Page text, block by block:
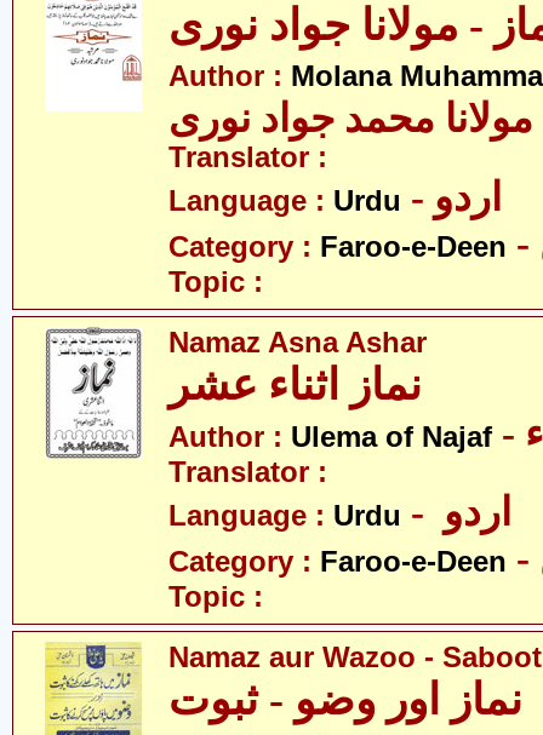
- مولانا جواد نوری
Author : Molana
مولانا محمد جواد نوری
Translator :
Language : Urdu - اردو
Category : Faroo-e-Deen
Topic :
Namaz Asna Ashar
نماز اثناء عشر
Author : Ulema of Najaf
Translator :
Language : Urdu
Category : Faroo-e-Deen
Topic :
Namaz aur Wazoo - Saboot
نماز اور وضو - ثبوت